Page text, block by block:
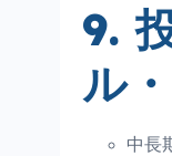
9.
ル
中長